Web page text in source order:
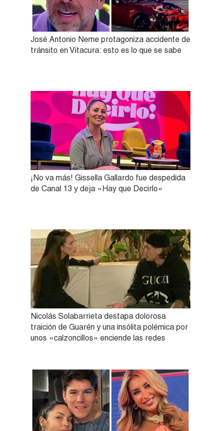
José Antonio Neme protagoniza accidente de
tránsito en Vitacura: esto es lo que se sabe
¡No va más! Gissella Gallardo fue despedida
de Canal 13 y deja «Hay que Decirlo»
Nicolás Solabarrieta destapa dolorosa
traición de Guarén y una insólita polémica por
unos «calzoncillos» enciende las redes